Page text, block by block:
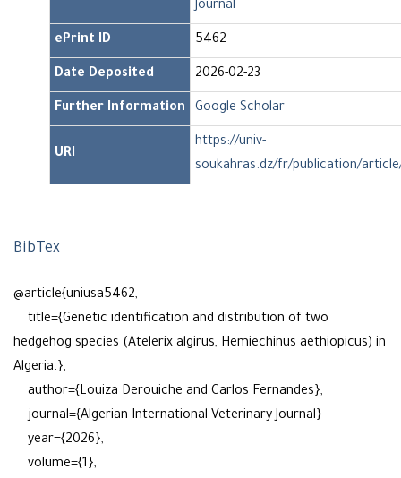
Journal
ePrint ID 5462
Date Deposited 2026-02-23
Further Information Google Scholar
URI
https://univ-
soukahras.dz/fr/publication/
BibTex
@article{uniusa5462,
title={Genetic identification and distribution of two
hedgehog species (Atelerix algirus, Hemiechinus aethiopicus) in
Algeria.},
author={Louiza Derouiche and Carlos Fernandes},
journal={Algerian International Veterinary Journal}
year={2026},
volume={1},